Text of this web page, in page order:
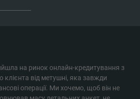
на ринок онлайн-кредитування з
клієнта від метушні, яка завжди
операції. Ми хочемо, щоб він не